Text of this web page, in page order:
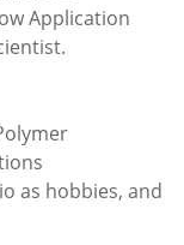
Application
as hobbies, and